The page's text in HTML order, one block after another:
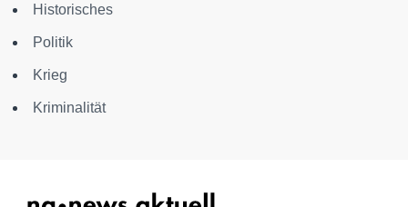
Historisches
Politik
Krieg
Kriminalität